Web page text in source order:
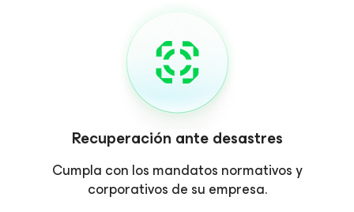
Recuperación ante desastres
Cumpla con los mandatos normativos y
corporativos de su empresa.